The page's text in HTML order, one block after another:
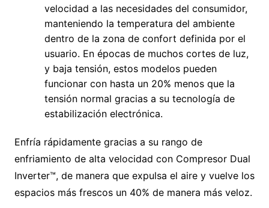
velocidad a las necesidades del consumidor,
manteniendo la temperatura del ambiente
dentro de la zona de confort definida por el
usuario. En épocas de muchos cortes de luz,
y baja tensión, estos modelos pueden
funcionar con hasta un 20% menos que la
tensión normal gracias a su tecnología de
estabilización electrónica.
Enfría rápidamente gracias a su rango de
enfriamiento de alta velocidad con Compresor Dual
Inverter™, de manera que expulsa el aire y vuelve los
espacios más frescos un 40% de manera más veloz.